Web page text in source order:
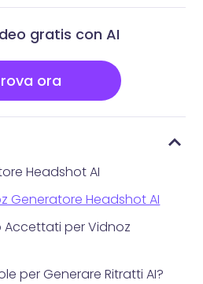
gratis con AI
ora
Headshot AI
Generatore Headshot AI
per Vidnoz
per Generare Ritratti AI?